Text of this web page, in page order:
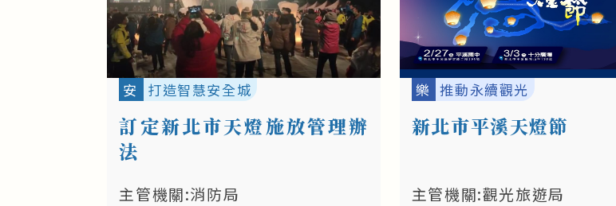
安 打造智慧安全城
訂定新北市天燈施放管理辦
法
主管機關:消防局
樂 推動永續觀光
新北市平溪天燈節
主管機關:觀光旅遊局